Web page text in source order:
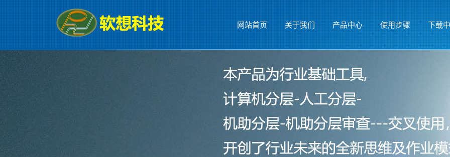
网站首页 关于我们 产品中心 使用步骤 下载